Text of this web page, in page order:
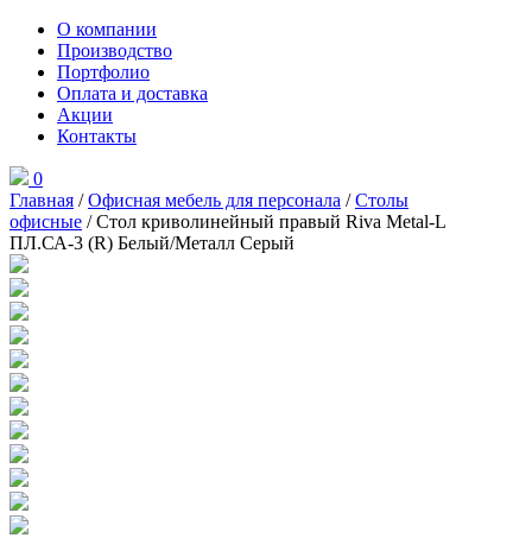
О компании
Производство
Портфолио
Оплата и доставка
Акции
Контакты
0
Главная /Офисная мебель для персонала /Столы
офисные / Стол криволинейный правый Riva Metal-L
ПЛ.СА-3 (R) Белый/Металл Серый